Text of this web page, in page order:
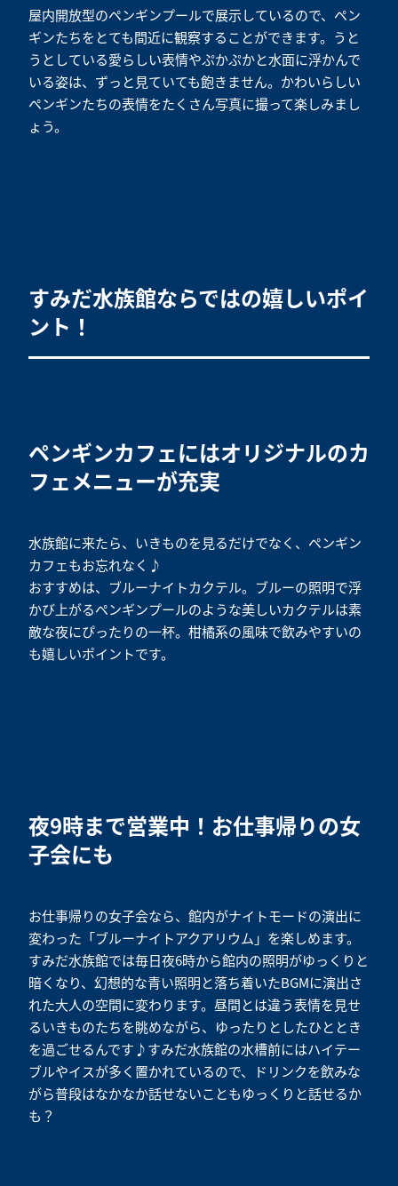
屋内開放型のペンギンプールで展示しているので、ペン
ギンたちをとても間近に観察することができます。うと
うとしている愛らしい表情やぷかぷかと水面に浮かんで
いる姿は、ずっと見ていても飽きません。かわいらしい
ペンギンたちの表情をたくさん写真に撮って楽しみまし
ょう。
すみだ水族館ならではの嬉しいポイ
ント！
ペンギンカフェにはオリジナルのカ
フェメニューが充実
水族館に来たら、いきものを見るだけでなく、ペンギン
カフェもお忘れなく♪
おすすめは、ブルーナイトカクテル。ブルーの照明で浮
かび上がるペンギンプールのような美しいカクテルは素
敵な夜にぴったりの一杯。柑橘系の風味で飲みやすいの
も嬉しいポイントです。
夜9時まで営業中！お仕事帰りの女
子会にも
お仕事帰りの女子会なら、館内がナイトモードの演出に
変わった「ブルーナイトアクアリウム」を楽しめます。
すみだ水族館では毎日夜6時から館内の照明がゆっくりと
暗くなり、幻想的な青い照明と落ち着いたBGMに演出さ
れた大人の空間に変わります。昼間とは違う表情を見せ
るいきものたちを眺めながら、ゆったりとしたひととき
を過ごせるんです♪すみだ水族館の水槽前にはハイテー
ブルやイスが多く置かれているので、ドリンクを飲みな
がら普段はなかなか話せないこともゆっくりと話せるか
も？